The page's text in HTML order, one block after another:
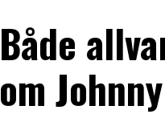
Både
om